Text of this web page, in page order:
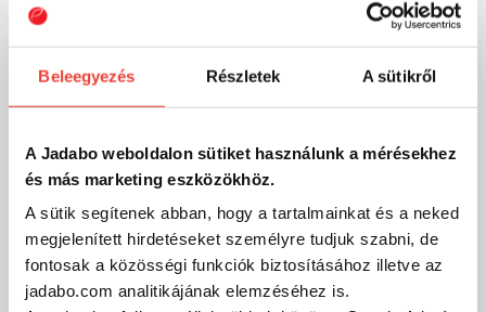
Beleegyezés Részletek A sütikről
A Jadabo weboldalon sütiket használunk a mérésekhez
és más marketing eszközökhöz.
A sütik segítenek abban, hogy a tartalmainkat és a neked
megjelenített hirdetéseket személyre tudjuk szabni, de
fontosak a közösségi funkciók biztosításához illetve az
jadabo.com analitikájának elemzéséhez is.
Daiwa Prorex Fluorocarbon Super Soft Clear
17 változat